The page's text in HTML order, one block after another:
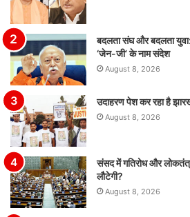
बदलता संघ और बदलता
‘जेन-जी’ के नाम संदेश
August 8, 2026
उदाहरण पेश कर रहा है
August 8, 2026
संसद में गतिरोध और
लौटेगी?
August 8, 2026